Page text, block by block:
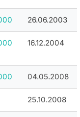
26.06.2003
16.12.2004
04.05.2008
25.10.2008